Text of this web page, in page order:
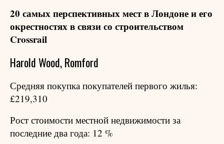
20 самых перспективных мест в Лондоне и его
окрестностях в связи со строительством
Crossrail
Harold Wood, Romford
Средняя покупка покупателей первого жилья:
£219,310
Рост стоимости местной недвижимости за
последние два года: 12 %